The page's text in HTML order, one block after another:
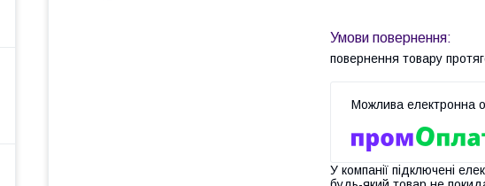
повернення товару
У компанії підключені